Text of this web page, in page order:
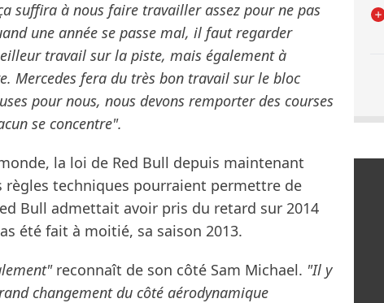
suffira à nous faire travailler assez pour ne pas
une année se passe mal, il faut regarder
travail sur la piste, mais également à
Mercedes fera du très bon travail sur le bloc
pour nous, nous devons remporter des courses
se concentre".
la loi de Red Bull depuis maintenant
règles techniques pourraient permettre de
Bull admettait avoir pris du retard sur 2014
été fait à moitié, sa saison 2013.
reconnaît de son côté Sam Michael. "Il y
changement du côté aérodynamique